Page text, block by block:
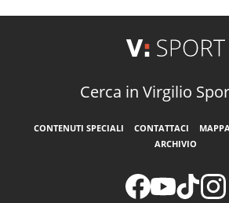
Cerca in Virgilio
CONTENUTI SPECIALI CONTATTACI
ARCHIVIO